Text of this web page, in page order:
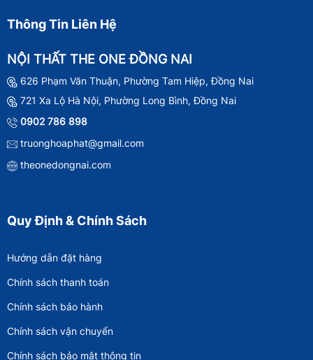
Thông Tin Liên Hệ
NỘI THẤT THE ONE ĐỒNG NAI
626 Phạm Văn Thuận, Phường Tam Hiệp, Đồng Nai
721 Xa Lộ Hà Nội, Phường Long Bình, Đồng Nai
0902 786 898
truonghoaphat@gmail.com
theonedongnai.com
Quy Định & Chính Sách
Hướng dẫn đặt hàng
Chính sách thanh toán
Chính sách bảo hành
Chính sách vận chuyển
Chính sách bảo mật thông tin